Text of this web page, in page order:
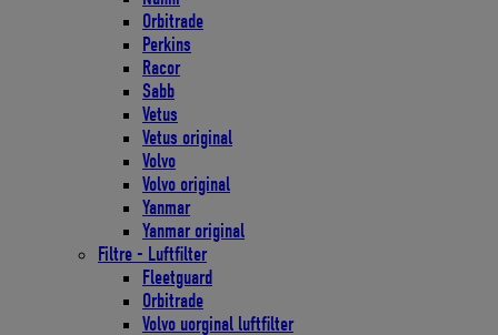
Orbitrade
Perkins
Racor
Sabb
Vetus
Vetus original
Volvo
Volvo original
Yanmar
Yanmar original
Filtre - Luftfilter
Fleetguard
Orbitrade
Volvo uorginal luftfilter